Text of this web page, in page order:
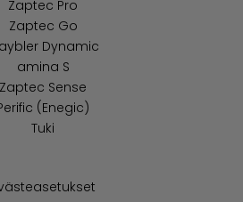
Zaptec Pro
Zaptec Go
Dynamic
amina S
Zaptec Sense
(Enegic)
Tuki